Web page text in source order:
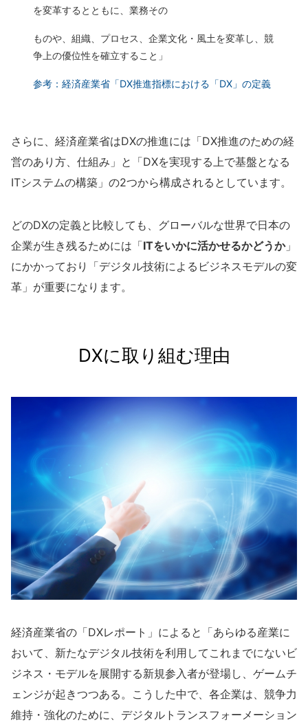
を変革するとともに、業務その
ものや、組織、プロセス、企業文化・風土を変革し、競
争上の優位性を確立すること」
参考：経済産業省「DX推進指標における「DX」の定義
さらに、経済産業省はDXの推進には「DX推進のための経
営のあり方、仕組み」と「DXを実現する上で基盤となる
ITシステムの構築」の2つから構成されるとしています。
どのDXの定義と比較しても、グローバルな世界で日本の
企業が生き残るためには「ITをいかに活かせるかどうか」
にかかっており「デジタル技術によるビジネスモデルの変
革」が重要になります。
DXに取り組む理由
経済産業省の「DXレポート」によると「あらゆる産業に
おいて、新たなデジタル技術を利用してこれまでにないビ
ジネス・モデルを展開する新規参入者が登場し、ゲームチ
ェンジが起きつつある。こうした中で、各企業は、競争力
維持・強化のために、デジタルトランスフォーメーション